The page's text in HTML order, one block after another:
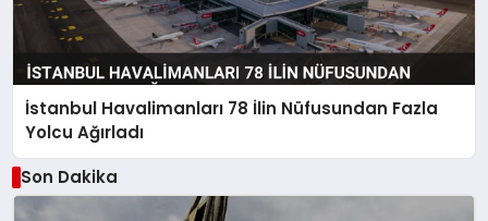
İstanbul Havalimanları 78 İlin Nüfusundan Fazla
Yolcu Ağırladı
Son Dakika